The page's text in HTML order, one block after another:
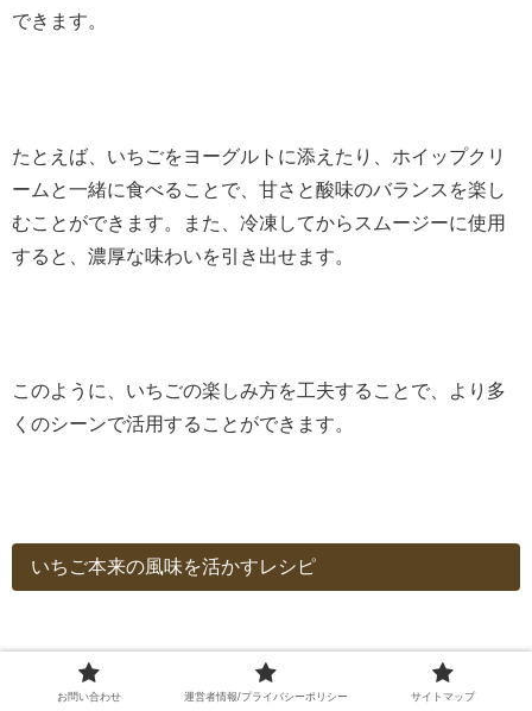
できます。
たとえば、いちごをヨーグルトに添えたり、ホイップクリ
ームと一緒に食べることで、甘さと酸味のバランスを楽し
むことができます。また、冷凍してからスムージーに使用
すると、濃厚な味わいを引き出せます。
このように、いちごの楽しみ方を工夫することで、より多
くのシーンで活用することができます。
いちご本来の風味を活かすレシピ
いちご本来の風味を活かすレシピとして、フレッシュいち
お問い合わせ 運営者情報/プライバシーポリシー サイトマップ